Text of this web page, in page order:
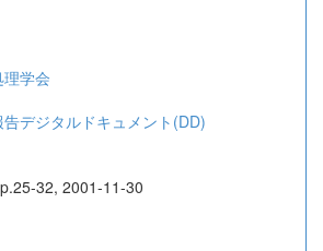
学会
デジタルドキュメント(DD)
32, 2001-11-30